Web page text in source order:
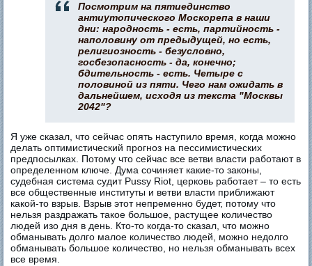
Посмотрим на пятиединство
антиутопического Москорепа в наши
дни: народность - есть, партийность -
наполовину от предыдущей, но есть,
религиозность - безусловно,
госбезопасность - да, конечно;
бдительность - есть. Четыре с
половиной из пяти. Чего нам ожидать в
дальнейшем, исходя из текста "Москвы
2042"?
Я уже сказал, что сейчас опять наступило время, когда можно
делать оптимистический прогноз на пессимистических
предпосылках. Потому что сейчас все ветви власти работают в
определенном ключе. Дума сочиняет какие-то законы,
судебная система судит Pussy Riot, церковь работает – то есть
все общественные институты и ветви власти приближают
какой-то взрыв. Взрыв этот непременно будет, потому что
нельзя раздражать такое большое, растущее количество
людей изо дня в день. Кто-то когда-то сказал, что можно
обманывать долго малое количество людей, можно недолго
обманывать большое количество, но нельзя обманывать всех
все время.